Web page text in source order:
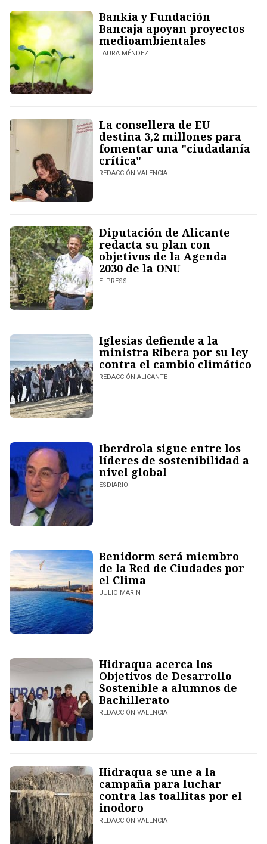
Bankia y Fundación
Bancaja apoyan proyectos
medioambientales
LAURA MÉNDEZ
La consellera de EU
destina 3,2 millones para
fomentar una "ciudadanía
crítica"
REDACCIÓN VALENCIA
Diputación de Alicante
redacta su plan con
objetivos de la Agenda
2030 de la ONU
E. PRESS
Iglesias defiende a la
ministra Ribera por su ley
contra el cambio climático
REDACCIÓN ALICANTE
Iberdrola sigue entre los
líderes de sostenibilidad a
nivel global
ESDIARIO
Benidorm será miembro
de la Red de Ciudades por
el Clima
JULIO MARÍN
Hidraqua acerca los
Objetivos de Desarrollo
Sostenible a alumnos de
Bachillerato
REDACCIÓN VALENCIA
Hidraqua se une a la
campaña para luchar
contra las toallitas por el
inodoro
REDACCIÓN VALENCIA